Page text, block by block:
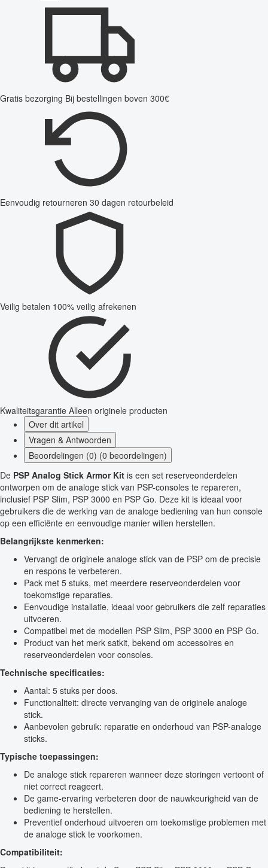
Gratis bezorging Bij bestellingen boven 300€
Eenvoudig retourneren 30 dagen retourbeleid
Veilig betalen 100% veilig afrekenen
Kwaliteitsgarantie Alleen originele producten
Over dit artikel
Vragen & Antwoorden
Beoordelingen (0) (0 beoordelingen)
De PSP Analog Stick Armor Kit is een set reserveonderdelen
ontworpen om de analoge stick van PSP-consoles te repareren,
inclusief PSP Slim, PSP 3000 en PSP Go. Deze kit is ideaal voor
gebruikers die de werking van de analoge bediening van hun console
op een efficiënte en eenvoudige manier willen herstellen.
Belangrijkste kenmerken:
Vervangt de originele analoge stick van de PSP om de precisie
en respons te verbeteren.
Pack met 5 stuks, met meerdere reserveonderdelen voor
toekomstige reparaties.
Eenvoudige installatie, ideaal voor gebruikers die zelf reparaties
uitvoeren.
Compatibel met de modellen PSP Slim, PSP 3000 en PSP Go.
Product van het merk satkit, bekend om accessoires en
reserveonderdelen voor consoles.
Technische specificaties:
Aantal: 5 stuks per doos.
Functionaliteit: directe vervanging van de originele analoge
stick.
Aanbevolen gebruik: reparatie en onderhoud van PSP-analoge
sticks.
Typische toepassingen:
De analoge stick repareren wanneer deze storingen vertoont of
niet correct reageert.
De game-ervaring verbeteren door de nauwkeurigheid van de
bediening te herstellen.
Preventief onderhoud uitvoeren om toekomstige problemen met
de analoge stick te voorkomen.
Compatibiliteit: